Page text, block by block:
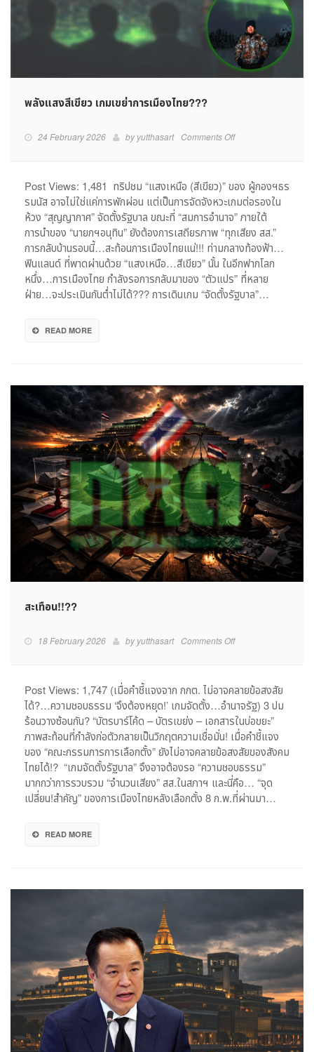
พลังแสงสีเขียว เกมเขย่าการเมืองไทย???
24 February 2026 by yutthasart Comments Offon
เขียว
เกม
เขย่า
การเมือง
ไทย???
Post Views: 1,481 ทริปชม “แสงเหนือ (สีเขียว)” ของ ผู้กองฯธร
รมนัส อาจไม่ใช่แค่การพักผ่อน แต่เป็นการจัดจังหวะเกมต่อรองใน
ห้วง “สุญญากาศ” จัดตั้งรัฐบาล ขณะที่ “สมการอำนาจ” ภายใต้
การนำของ “นายกฯอนุทิน” ยังต้องการเสถียรภาพ “ทุกเสียง สส.”
การกลับบ้านรอบนี้…สะท้อนการเมืองไทยแน่!!! ท่ามกลางท้องฟ้า…
ฟินแลนด์ ที่พาดผ่านด้วย “แสงเหนือ…สีเขียว” นั้น ในอีกฟากโลก
หนึ่ง…การเมืองไทย กำลังรอการกลับมาของ “ตัวแปร” ที่หลาย
ฝ่าย…จะประเมินกันต่ำไม่ได้??? การเดินเกม “จัดตั้งรัฐบาล”…
READ MORE
สะเทือน!!??
18 February 2026 by yutthasart Comments Offon
Post Views: 1,747 (เมื่อคำชี้แจงจาก กกต. ไม่อาจคลายข้อสงสัย
ได้?…ความชอบธรรม ‘จึงต้องหยุด!’ เกมจัดตั้ง…อำนาจรัฐ) 3 ปม
ร้อนวางซ้อนกัน? “บัตรบาร์โค้ด – บัตรเขย่ง – เอกสารในบ่อขยะ”
ภาพสะท้อนที่กำลังก่อตัวกลายเป็นวิกฤตความเชื่อมั่น! เมื่อคำชี้แจง
ของ “คณะกรรมการการเลือกตั้ง” ยังไม่อาจคลายข้อสงสัยของสังคม
ไทยได้!? “เกมจัดตั้งรัฐบาล” จึงอาจต้องรอ “ความชอบธรรม”
มากกว่าการรวบรวม “จำนวนเสียง” สส.ในสภาฯ และนี่คือ… “จุด
เปลี่ยน!สำคัญ” ของการเมืองไทยหลังเลือกตั้ง 8 ก.พ.ที่ผ่านมา…
READ MORE